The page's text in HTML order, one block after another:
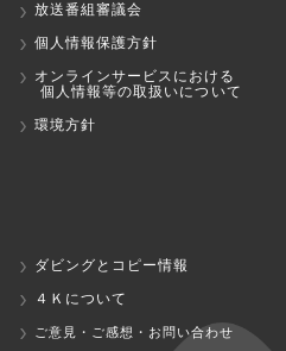
放送番組審議会
個人情報保護方針
オンラインサービスにおける
個人情報等の取扱いについて
環境方針
ダビングとコピー情報
４Ｋについて
ご意見・ご感想・お問い合わせ